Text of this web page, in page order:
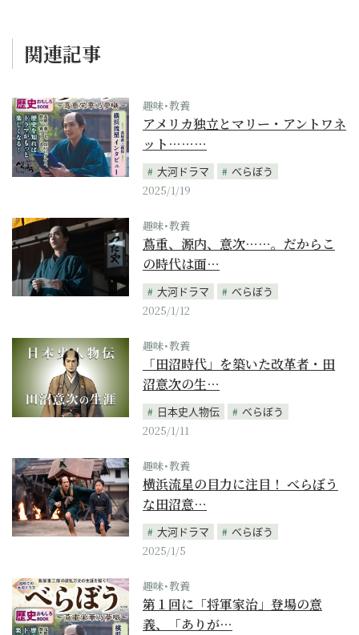
関連記事
趣味･教養
アメリカ独立とマリー・アントワネ
ット………
大河ドラマ
べらぼう
2025/1/19
趣味･教養
蔦重、源内、意次……。だからこ
の時代は面…
大河ドラマ
べらぼう
2025/1/12
趣味･教養
「田沼時代」を築いた改革者・田
沼意次の生…
日本史人物伝
べらぼう
2025/1/11
趣味･教養
横浜流星の目力に注目！ べらぼう
な田沼意…
大河ドラマ
べらぼう
2025/1/5
趣味･教養
第１回に「将軍家治」登場の意
義、「ありが…